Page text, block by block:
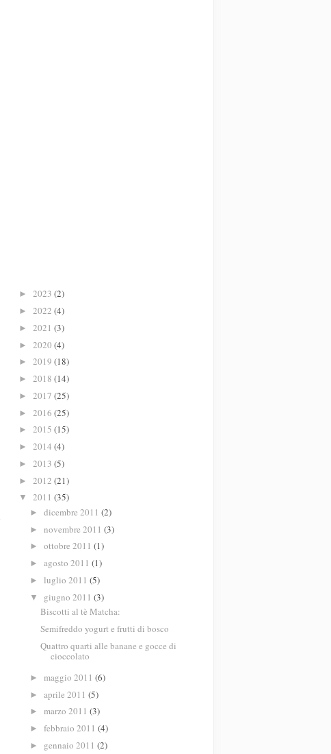
► 2023 (2)
► 2022 (4)
► 2021 (3)
► 2020 (4)
► 2019 (18)
► 2018 (14)
► 2017 (25)
► 2016 (25)
► 2015 (15)
► 2014 (4)
► 2013 (5)
► 2012 (21)
▼ 2011 (35)
► dicembre 2011 (2)
► novembre 2011 (3)
► ottobre 2011 (1)
► agosto 2011 (1)
► luglio 2011 (5)
▼ giugno 2011 (3)
Biscotti al tè Matcha:
Semifreddo yogurt e frutti di bosco
Quattro quarti alle banane e gocce di
cioccolato
► maggio 2011 (6)
► aprile 2011 (5)
► marzo 2011 (3)
► febbraio 2011 (4)
► gennaio 2011 (2)